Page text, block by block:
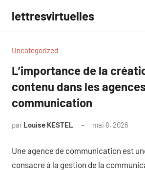
contenu
lettresvirtuelles
Uncategorized
L’importance de la
contenu dans les
communication
par Louise KESTEL mai 8, 2026
Une agence de communication est
consacre à la gestion de la